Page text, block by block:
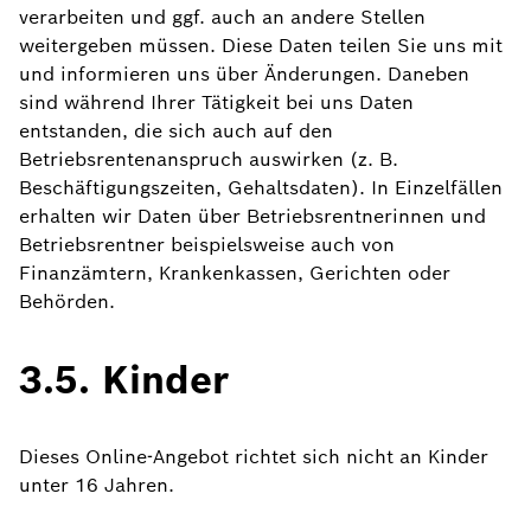
verarbeiten und ggf. auch an andere Stellen
weitergeben müssen. Diese Daten teilen Sie uns mit
und informieren uns über Änderungen. Daneben
sind während Ihrer Tätigkeit bei uns Daten
entstanden, die sich auch auf den
Betriebsrentenanspruch auswirken (z. B.
Beschäftigungszeiten, Gehaltsdaten). In Einzelfällen
erhalten wir Daten über Betriebsrentnerinnen und
Betriebsrentner beispielsweise auch von
Finanzämtern, Krankenkassen, Gerichten oder
Behörden.
3.5. Kinder
Dieses Online-Angebot richtet sich nicht an Kinder
unter 16 Jahren.